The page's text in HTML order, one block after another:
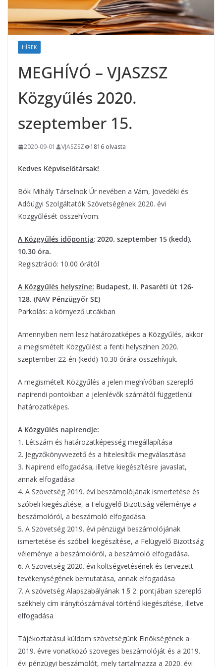
HÍREK
MEGHÍVÓ – VJASZSZ
Közgyűlés 2020.
szeptember 15.
2020-09-01 VJASZSZ 1816 olvasta
Kedves Képviselőtársak!
Bók Mihály Társelnök Úr nevében a Vám, Jövedéki és
Adóügyi Szolgáltatók Szövetségének 2020. évi
Közgyűlését összehívom.
A Közgyűlés időpontja: 2020. szeptember 15 (kedd),
10.30 óra.
Regisztráció: 10.00 órától
A Közgyűlés helyszíne: Budapest, II. Pasaréti út 126-
128. (NAV Pénzügyőr SE)
Parkolás: a környező utcákban
Amennyiben nem lesz határozatképes a Közgyűlés, akkor
a megismételt Közgyűlést a fenti helyszínen 2020.
szeptember 22-én (kedd) 10.30 órára összehívjuk.
A megismételt Közgyűlés a jelen meghívóban szereplő
napirendi pontokban a jelenlévők számától függetlenül
határozatképes.
A Közgyűlés napirendje:
1. Létszám és határozatképesség megállapítása
2. Jegyzőkönyvvezető és a hitelesítők megválasztása
3. Napirend elfogadása, illetve kiegészítésre javaslat,
annak elfogadása
4. A Szövetség 2019. évi beszámolójának ismertetése és
szóbeli kiegészítése, a Felügyelő Bizottság véleménye a
beszámolóról, a beszámoló elfogadása.
5. A Szövetség 2019. évi pénzügyi beszámolójának
ismertetése és szóbeli kiegészítése, a Felügyelő Bizottság
véleménye a beszámolóról, a beszámoló elfogadása.
6. A Szövetség 2020. évi költségvetésének és tervezett
tevékenységének bemutatása, annak elfogadása
7. A szövetség Alapszabályának 1.§ 2. pontjában szereplő
székhely cím irányítószámával történő kiegészítése, illetve
elfogadása
Tájékoztatásul küldöm szövetségünk Elnökségének a
2019. évre vonatkozó szöveges beszámolóját és a 2019.
évi pénzügyi beszámolót, mely tartalmazza a 2020. évi